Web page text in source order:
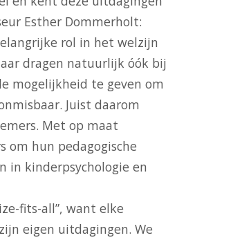
Esther Dommerholt:
rol in het welzijn
dragen natuurlijk óók bij
mogelijkheid te geven om
Juist daarom
Met op maat
om hun pedagogische
in kinderpsychologie en
fits-all”, want elke
eigen uitdagingen. We